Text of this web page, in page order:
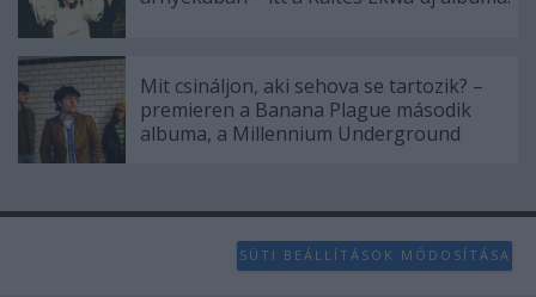
Mit csináljon, aki sehova se tartozik? –
premieren a Banana Plague második
albuma, a Millennium Underground
SÜTI BEÁLLÍTÁSOK MÓDOSÍTÁSA